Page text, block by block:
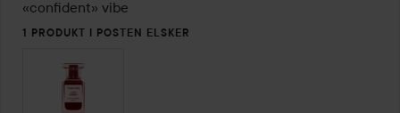
«confident» vibe
1 PRODUKT I POSTEN ELSKER